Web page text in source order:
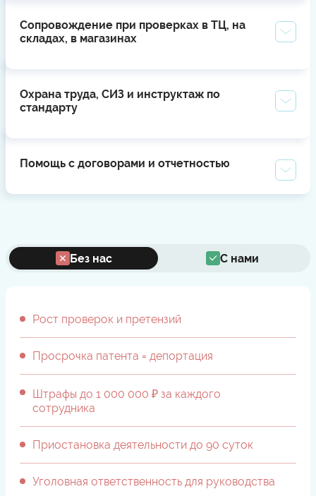
Сопровождение при проверках в ТЦ, на
складах, в магазинах
Охрана труда, СИЗ и инструктаж по
стандарту
Помощь с договорами и отчетностью
Без нас С нами
Рост проверок и претензий
Просрочка патента = депортация
Штрафы до 1 000 000 ₽ за каждого
сотрудника
Приостановка деятельности до 90 суток
Уголовная ответственность для руководства